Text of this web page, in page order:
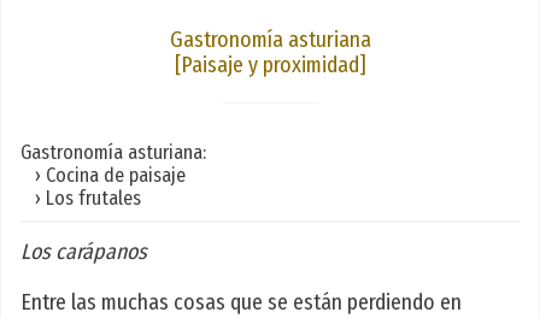
Gastronomía asturiana
[Paisaje y proximidad]
Gastronomía asturiana:
› Cocina de paisaje
› Los frutales
Los carápanos
Entre las muchas cosas que se están perdiendo en